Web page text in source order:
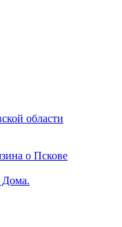
области
о Пскове
Дома.